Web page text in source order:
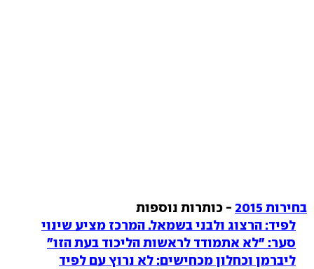
בחירות 2015
- כותרות נוספות
לפיד: הרצוג ולבני בשמאל. המרכז מציע שינוי
סער: "לא אתמודד לראשות הליכוד בעת הזו"
ליברמן וכחלון מכחישים: לא נרוץ עם לפיד